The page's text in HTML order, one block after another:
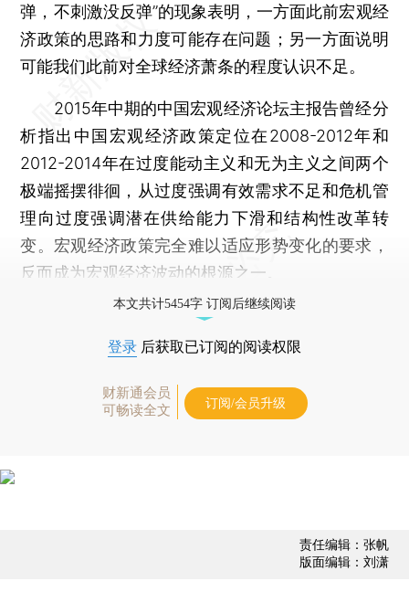
弹，不刺激没反弹”的现象表明，一方面此前宏观经
济政策的思路和力度可能存在问题；另一方面说明
可能我们此前对全球经济萧条的程度认识不足。
2015年中期的中国宏观经济论坛主报告曾经分
析指出中国宏观经济政策定位在2008-2012年和
2012-2014年在过度能动主义和无为主义之间两个
极端摇摆徘徊，从过度强调有效需求不足和危机管
理向过度强调潜在供给能力下滑和结构性改革转
变。宏观经济政策完全难以适应形势变化的要求，
反而成为宏观经济波动的根源之一。
本文共计5454字 订阅后继续阅读
登录 后获取已订阅的阅读权限
财新通会员
可畅读全文
订阅/会员升级
责任编辑：张帆
版面编辑：刘潇